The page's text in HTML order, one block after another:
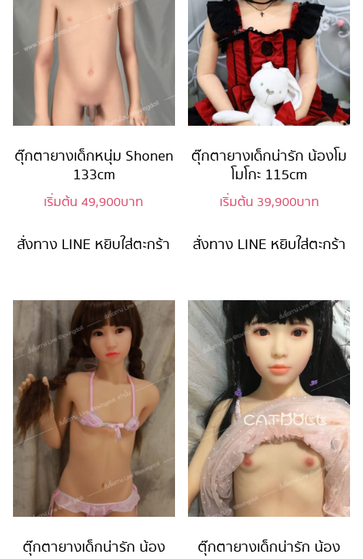
ตุ๊กตายางเด็กหนุ่ม Shonen
133cm
เริ่มต้น49,900บาท
สั่งทาง LINE หยิบใส่ตะกร้า
ตุ๊กตายางเด็กน่ารัก น้องโม
โมโกะ 115cm
เริ่มต้น 39,900บาท
สั่งทาง LINE หยิบใส่ตะกร้า
ตุ๊กตายางเด็กน่ารัก น้อง
ตุ๊กตายางเด็กน่ารัก น้อง